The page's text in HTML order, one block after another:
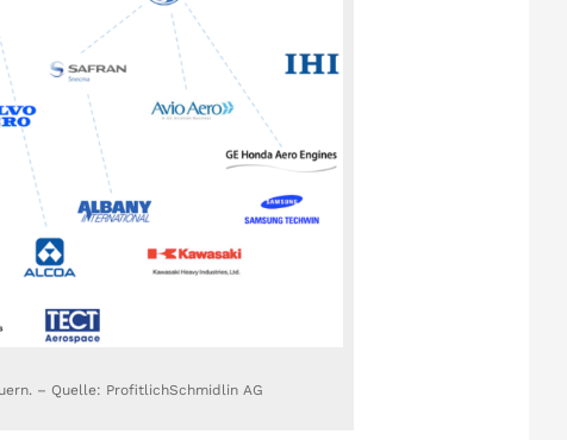
– Quelle: ProfitlichSchmidlin AG